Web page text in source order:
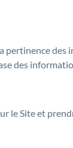
pertinence
des
le Site et